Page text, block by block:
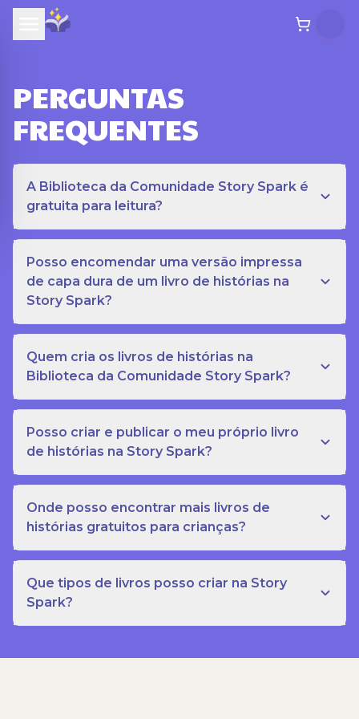
PERGUNTAS
FREQUENTES
A Biblioteca da Comunidade Story Spark é
gratuita para leitura?
Posso encomendar uma versão impressa
de capa dura de um livro de histórias na
Story Spark?
Quem cria os livros de histórias na
Biblioteca da Comunidade Story Spark?
Posso criar e publicar o meu próprio livro
de histórias na Story Spark?
Onde posso encontrar mais livros de
histórias gratuitos para crianças?
Que tipos de livros posso criar na Story
Spark?